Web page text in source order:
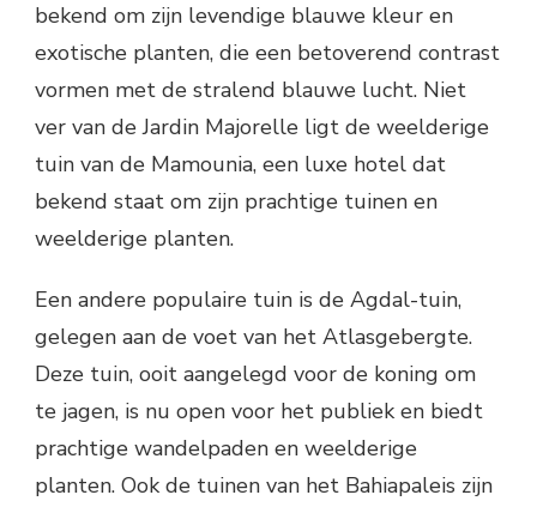
bekend om zijn levendige blauwe kleur en
exotische planten, die een betoverend contrast
vormen met de stralend blauwe lucht. Niet
ver van de Jardin Majorelle ligt de weelderige
tuin van de Mamounia, een luxe hotel dat
bekend staat om zijn prachtige tuinen en
weelderige planten.
Een andere populaire tuin is de Agdal-tuin,
gelegen aan de voet van het Atlasgebergte.
Deze tuin, ooit aangelegd voor de koning om
te jagen, is nu open voor het publiek en biedt
prachtige wandelpaden en weelderige
planten. Ook de tuinen van het Bahiapaleis zijn